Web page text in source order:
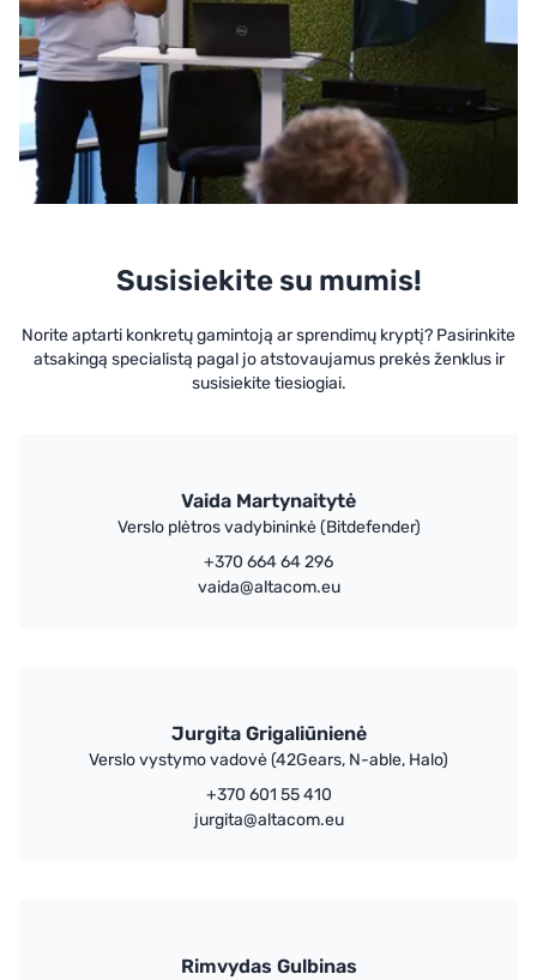
Susisiekite su mumis!
Norite aptarti konkretų gamintoją ar sprendimų kryptį? Pasirinkite
atsakingą specialistą pagal jo atstovaujamus prekės ženklus ir
susisiekite tiesiogiai.
Vaida Martynaitytė
Verslo plėtros vadybininkė (Bitdefender)
+370 664 64 296
vaida@altacom.eu
Jurgita Grigaliūnienė
Verslo vystymo vadovė (42Gears, N-able, Halo)
+370 601 55 410
jurgita@altacom.eu
Rimvydas Gulbinas